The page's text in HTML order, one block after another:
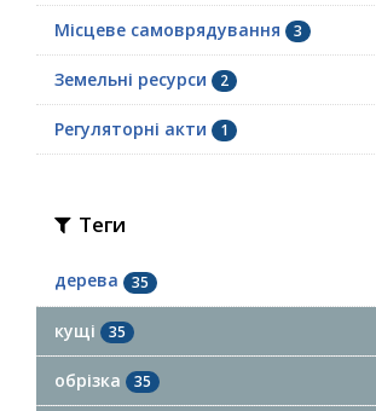
Місцеве самоврядування 3
Земельні ресурси 2
Регуляторні акти 1
Теги
дерева 35
кущі 35
обрізка 35